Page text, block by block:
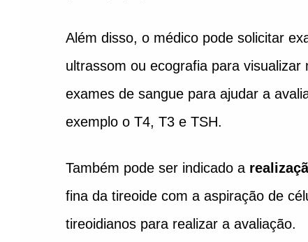
Além disso, o médico pode solicitar
ultrassom ou ecografia para
exames de sangue para ajudar a
exemplo o T4, T3 e TSH.
Também pode ser indicado a
fina da tireoide com a aspiração de
tireoidianos para realizar a avaliação.